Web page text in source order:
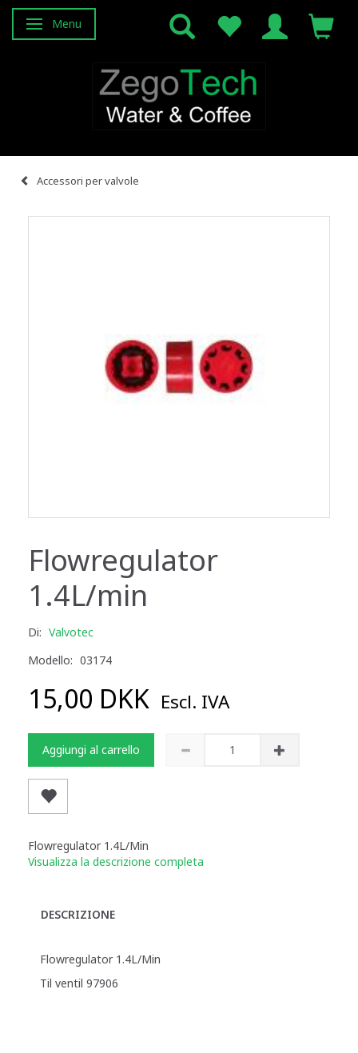
Attiva/disattiva navigazione
Menu
Accessori per valvole
Flowregulator
1.4L/min
Di: Valvotec
Modello: 03174
15,00 DKK Escl. IVA
Aggiungi al carrello
Flowregulator 1.4L/Min
Visualizza la descrizione completa
DESCRIZIONE
Flowregulator 1.4L/Min
Til ventil 97906